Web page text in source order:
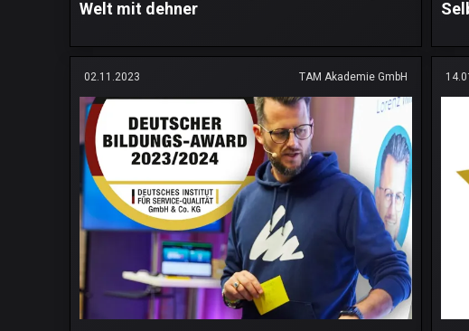
Welt mit dehner
02.11.2023 TAM Akademie GmbH